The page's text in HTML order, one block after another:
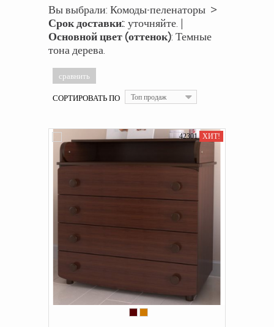
Вы выбрали: Комоды-пеленаторы >
Срок доставки:: уточняйте. |
Основной цвет (оттенок): Темные
тона дерева.
СОРТИРОВАТЬ ПО Топ продаж
42301 ХИТ!